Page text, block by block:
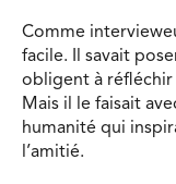
Comme
facile. Il savait
obligent à réfléchir
Mais il le faisait
humanité qui
l’amitié.